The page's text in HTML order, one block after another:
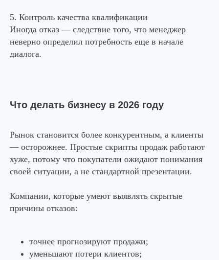
5. Контроль качества квалификации
Иногда отказ — следствие того, что менеджер
неверно определил потребность еще в начале
диалога.
Что делать бизнесу в 2026 году
Рынок становится более конкурентным, а клиенты
— осторожнее. Простые скрипты продаж работают
хуже, потому что покупатели ожидают понимания
своей ситуации, а не стандартной презентации.
Компании, которые умеют выявлять скрытые
причины отказов:
точнее прогнозируют продажи;
уменьшают потери клиентов;